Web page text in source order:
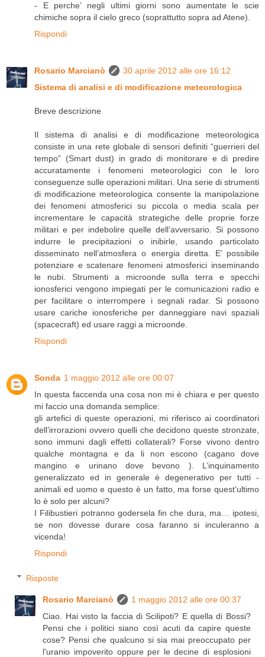
- E perche’ negli ultimi giorni sono aumentate le scie
chimiche sopra il cielo greco (soprattutto sopra ad Atene).
Rispondi
Rosario Marcianò
30 aprile 2012 alle ore 16:12
Sistema di analisi e di modificazione meteorologica
Breve descrizione
Il sistema di analisi e di modificazione meteorologica
consiste in una rete globale di sensori definiti “guerrieri del
tempo” (Smart dust) in grado di monitorare e di predire
accuratamente i fenomeni meteorologici con le loro
conseguenze sulle operazioni militari. Una serie di strumenti
di modificazione meteorologica consente la manipolazione
dei fenomeni atmosferici su piccola o media scala per
incrementare le capacità strategiche delle proprie forze
militari e per indebolire quelle dell’avversario. Si possono
indurre le precipitazioni o inibirle, usando particolato
disseminato nell’atmosfera o energia diretta. E’ possibile
potenziare e scatenare fenomeni atmosferici inseminando
le nubi. Strumenti a microonde sulla terra e specchi
ionosferici vengono impiegati per le comunicazioni radio e
per facilitare o interrompere i segnali radar. Si possono
usare cariche ionosferiche per danneggiare navi spaziali
(spacecraft) ed usare raggi a microonde.
Rispondi
Sonda 1 maggio 2012 alle ore 00:07
In questa faccenda una cosa non mi è chiara e per questo
mi faccio una domanda semplice:
gli artefici di queste operazioni, mi riferisco ai coordinatori
dell’irrorazioni ovvero quelli che decidono queste stronzate,
sono immuni dagli effetti collaterali? Forse vivono dentro
qualche montagna e da li non escono (cagano dove
mangino e urinano dove bevono ). L’inquinamento
generalizzato ed in generale è degenerativo per tutti -
animali ed uomo e questo è un fatto, ma forse quest’ultimo
lo è solo per alcuni?
I Filibustieri potranno godersela fin che dura, ma… ipotesi,
se non dovesse durare cosa faranno si inculeranno a
vicenda!
Rispondi
Risposte
Rosario Marcianò
1 maggio 2012 alle ore 00:37
Ciao. Hai visto la faccia di Scilipoti? E quella di Bossi?
Pensi che i politici siano così acuti da capire queste
cose? Pensi che qualcuno si sia mai preoccupato per
l'uranio impoverito oppure per le decine di esplosioni